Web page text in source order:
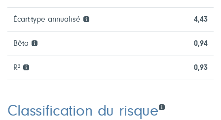
Écart-type annualisé 4,43
Bêta 0,94
R² 0,93
Classification du risque